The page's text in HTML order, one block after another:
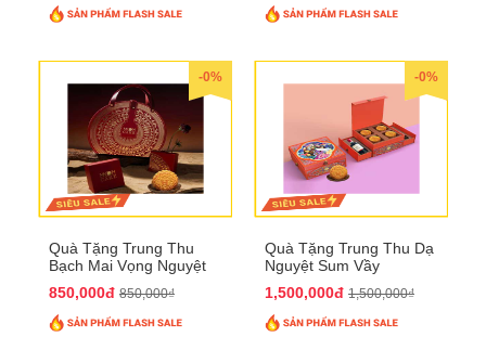
-0%
Quà Tặng Trung Thu
Bạch Mai Vọng Nguyệt
850,000đ 850,000₫
-0%
Quà Tặng Trung Thu Dạ
Nguyệt Sum Vầy
1,500,000đ 1,500,000₫